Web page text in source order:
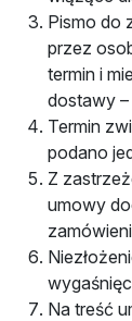
Pismo do
przez
termin i
dostawy
Termin
podano
Z
umowy
Na treść